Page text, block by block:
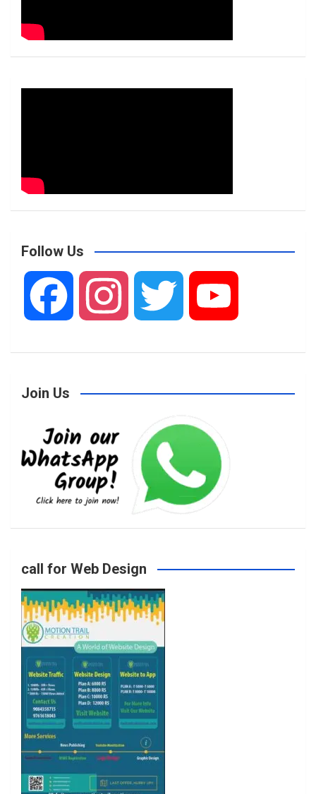
Follow Us
e
b
o
k
s
r
a
m
i u
Join Us
call for Web Design